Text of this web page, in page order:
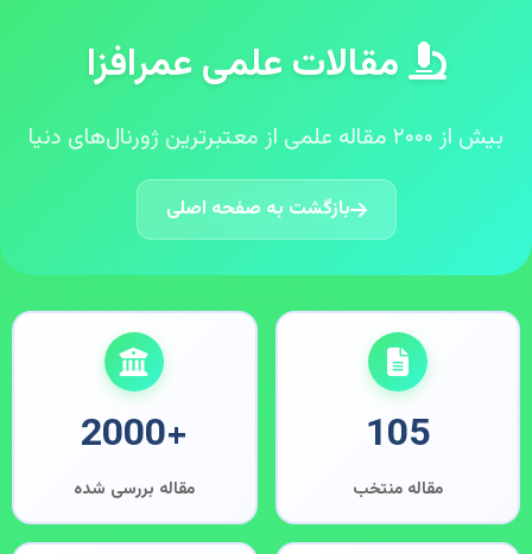
مقالات علمی عمرافزا
بیش از ۲۰۰۰ مقاله علمی از معتبرترین ژورنال‌های دنیا
بازگشت به صفحه اصلی
105
مقاله منتخب
+2000
مقاله بررسی شده